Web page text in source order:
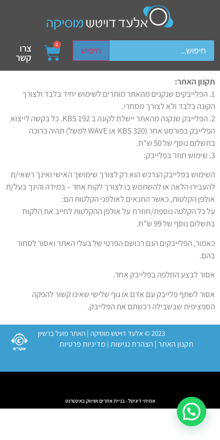
חיפוש
device users, explore by touch or with swipe gestures.
0 צרו
קשר
תקנון האתר:
1. הפלייבקים שנקנים מהאתר מותרים לשימוש יחיד בלבד ולצורך
הקונה בלבד ולא לצורך מסחרי.
2. הפלייבק שנקנה מהאתר יישלח לקונה ב 192 KBS. כל בקשה לייצוא
הפלייבק בפורמט אחר (320 KBS או WAVE למשל) תהיה כרוכה
בתשלום נוסף של 50 ש"ח.
3. שימוש חוזר בפלייבק:
השימוש בפלייבק הנרכש הוא רק לצורך שימושך האישי ואינך רשאי/ת
להעבירו הלאה או להשתמש בו לצורך לקוח אחר – במידה והינך בעל/ת
אולפן הקלטות, כאשר התנאים לאולפני הקלטות הם:
על כל הקלטה נוספת/חוזרת על אולפן ההקלטות לחייב את הלקוח
בתשלום נוסף של 99 ש"ח.
כאמור, הפלייבקים הנם רכושם הפרטי של בעלי האתר ואסור לסחור
בהם.
אסור לבצע החלפה בפלייבק אחר.
אסור לשתף פלייבק עם אדם או גוף שלישי שאינו קשור להפקה
הספציפית שבשבילה רכשתם את הפלייבק.
2023 © אלעד דויטש מוסיקה | האתר פועל ברשיון
תקנון האתר| הצהרת נגישות| מדיניות פרטיות
אמיתי דיגיטל - בניית אתרים ושיווק באינטרנט